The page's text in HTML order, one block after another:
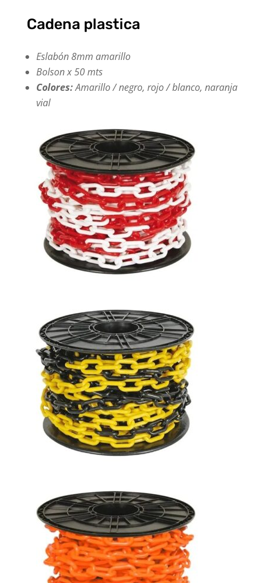
Cadena plastica
Eslabón 8mm amarillo
Bolson x 50 mts
Colores:Amarillo / negro, rojo / blanco, naranja
vial